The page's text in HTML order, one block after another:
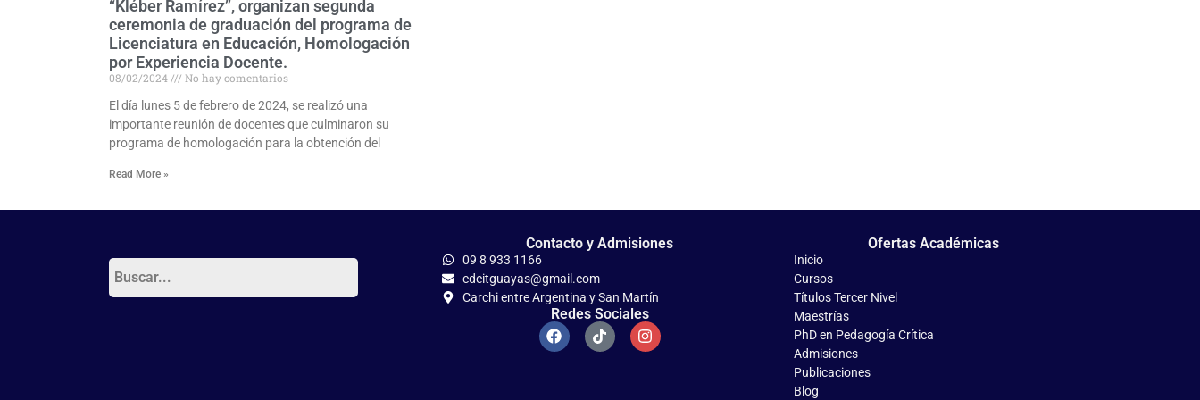
“Kléber Ramírez”, organizan segunda
ceremonia de graduación del programa de
Licenciatura en Educación, Homologación
por Experiencia Docente.
08/02/2024
No hay comentarios
El día lunes 5 de febrero de 2024, se realizó una
importante reunión de docentes que culminaron su
programa de homologación para la obtención del
Read More »
Contacto y Admisiones
09 8 933 1166
cdeitguayas@gmail.com
Carchi entre Argentina y San Martín
Redes Sociales
Ofertas Académicas
Inicio
Cursos
Títulos Tercer Nivel
Maestrías
PhD en Pedagogía Crítica
Admisiones
Publicaciones
Blog